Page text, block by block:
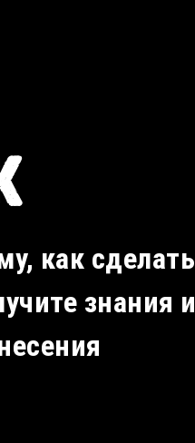
как сделать
знания и